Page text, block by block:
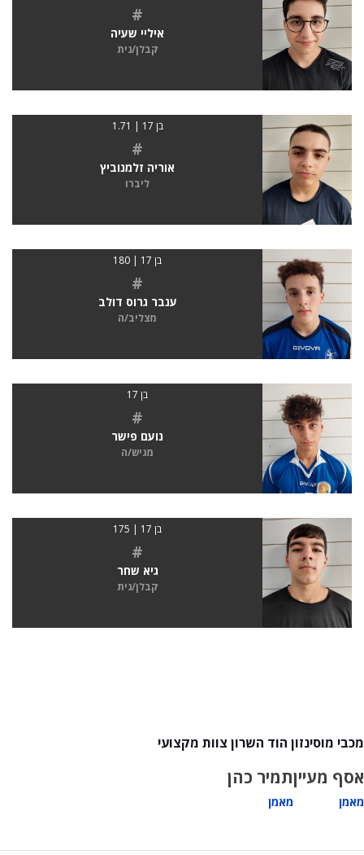
#
איליי שעיה
קבלן/נית
בן 17 | 1.71
#
אוריה זלמנוביץ
ליברו
בן 17 | 180
#
ענבר גרוס דולב
מצליב/ה
בן 17
#
נועם פישר
מגיש/ה
בן 17 | 175
#
גיא שחר
קבלן/נית
מכבי מוסינזון הוד השרון צוות מקצועי
אסף מעיין
מאמן
תמיר כהן
מאמן